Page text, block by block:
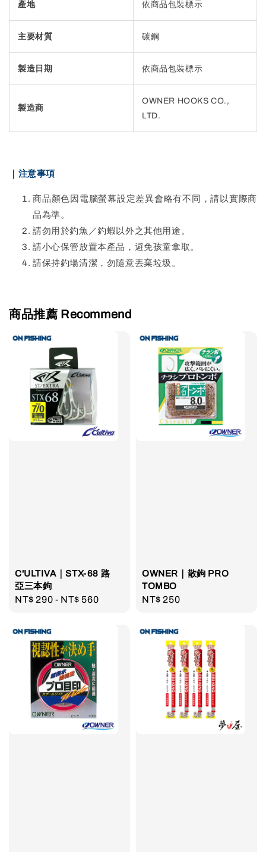
產地 依商品包裝標示
主要材質 碳鋼
製造日期 依商品包裝標示
製造商
OWNER HOOKS CO.,
LTD.
｜注意事項
商品顏色因電腦螢幕設定差異會略有不同，請以實際商
品為準。
請勿用於釣魚／釣蝦以外之其他用途。
請小心保管放置本產品，避免孩童拿取。
請保持釣場清潔，勿隨意丟棄垃圾。
商品推薦 Recommend
C'ULTIVA｜STX-68 路
亞三本鉤
Regular
NT$ 290 - NT$ 560
OWNER｜散鉤 PRO
TOMBO
Regular
NT$ 250